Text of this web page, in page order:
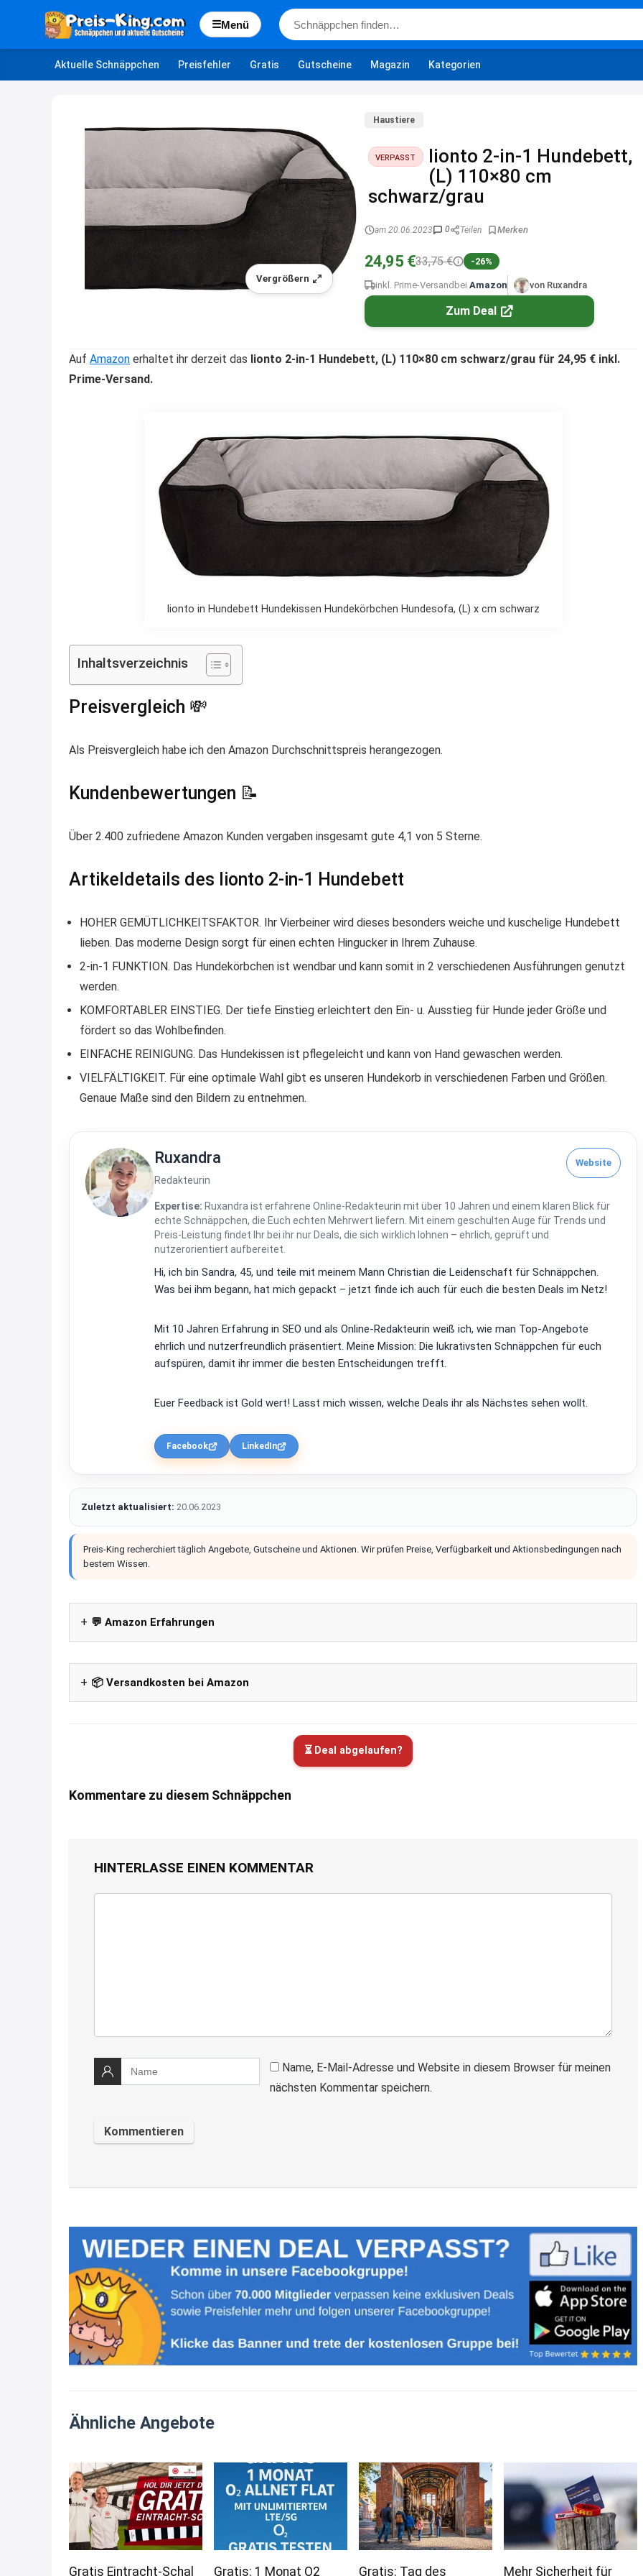
☰Menü
Aktuelle Schnäppchen Preisfehler Gratis Gutscheine Magazin Kategorien
Vergrößern
Haustiere
VERPASST
lionto 2-in-1 Hundebett,
(L) 110×80 cm
schwarz/grau
am 20.06.2023 0 Teilen
24,95 €33,75 € -26%
inkl. Prime-Versand bei Amazon von Ruxandra
Zum Deal
Auf Amazon erhaltet ihr derzeit das lionto 2-in-1 Hundebett, (L) 110×80 cm schwarz/grau für 24,95 € inkl.
Prime-Versand.
lionto in Hundebett Hundekissen Hundekörbchen Hundesofa, (L) x cm schwarz
Inhaltsverzeichnis
Preisvergleich 💸
Als Preisvergleich habe ich den Amazon Durchschnittspreis herangezogen.
Kundenbewertungen 📝
Über 2.400 zufriedene Amazon Kunden vergaben insgesamt gute 4,1 von 5 Sterne.
Artikeldetails des lionto 2-in-1 Hundebett
HOHER GEMÜTLICHKEITSFAKTOR. Ihr Vierbeiner wird dieses besonders weiche und kuschelige Hundebett
lieben. Das moderne Design sorgt für einen echten Hingucker in Ihrem Zuhause.
2-in-1 FUNKTION. Das Hundekörbchen ist wendbar und kann somit in 2 verschiedenen Ausführungen genutzt
werden.
KOMFORTABLER EINSTIEG. Der tiefe Einstieg erleichtert den Ein- u. Ausstieg für Hunde jeder Größe und
fördert so das Wohlbefinden.
EINFACHE REINIGUNG. Das Hundekissen ist pflegeleicht und kann von Hand gewaschen werden.
VIELFÄLTIGKEIT. Für eine optimale Wahl gibt es unseren Hundekorb in verschiedenen Farben und Größen.
Genaue Maße sind den Bildern zu entnehmen.
Ruxandra
Redakteurin
Website
Expertise: Ruxandra ist erfahrene Online-Redakteurin mit über 10 Jahren und einem klaren Blick für
echte Schnäppchen, die Euch echten Mehrwert liefern. Mit einem geschulten Auge für Trends und
Preis-Leistung findet Ihr bei ihr nur Deals, die sich wirklich lohnen – ehrlich, geprüft und
nutzerorientiert aufbereitet.
Hi, ich bin Sandra, 45, und teile mit meinem Mann Christian die Leidenschaft für Schnäppchen.
Was bei ihm begann, hat mich gepackt – jetzt finde ich auch für euch die besten Deals im Netz!
Mit 10 Jahren Erfahrung in SEO und als Online-Redakteurin weiß ich, wie man Top-Angebote
ehrlich und nutzerfreundlich präsentiert. Meine Mission: Die lukrativsten Schnäppchen für euch
aufspüren, damit ihr immer die besten Entscheidungen trefft.
Euer Feedback ist Gold wert! Lasst mich wissen, welche Deals ihr als Nächstes sehen wollt.
Facebook LinkedIn
Zuletzt aktualisiert: 20.06.2023
Preis-King recherchiert täglich Angebote, Gutscheine und Aktionen. Wir prüfen Preise, Verfügbarkeit und Aktionsbedingungen nach
bestem Wissen.
💬 Amazon Erfahrungen
📦 Versandkosten bei Amazon
⏳ Deal abgelaufen?
Kommentare zu diesem Schnäppchen
HINTERLASSE EINEN KOMMENTAR
Name, E-Mail-Adresse und Website in diesem Browser für meinen
nächsten Kommentar speichern.
Ähnliche Angebote
Gratis Eintracht-Schal Gratis: 1 Monat O2 Gratis: Tag des Mehr Sicherheit für